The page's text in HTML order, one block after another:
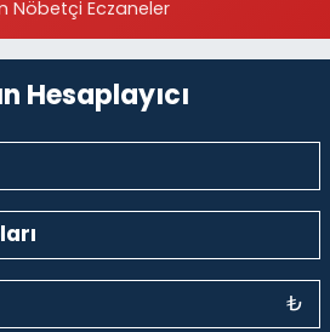
Nöbetçi Eczaneler
Hesaplayıcı
₺